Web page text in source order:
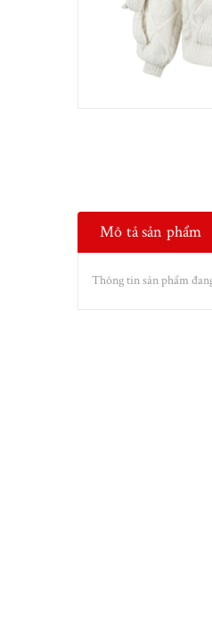
Mô tả sản phẩm
Thông tin sản phẩm